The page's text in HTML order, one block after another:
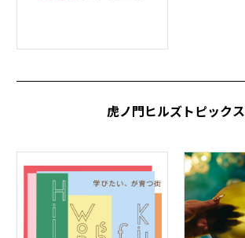
虎ノ門ヒルズトピックス